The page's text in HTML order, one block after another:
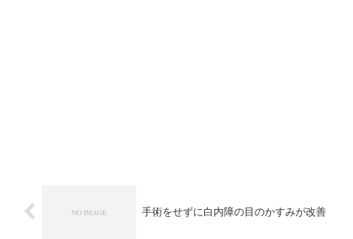
手術をせずに白内障の目のかすみが改善